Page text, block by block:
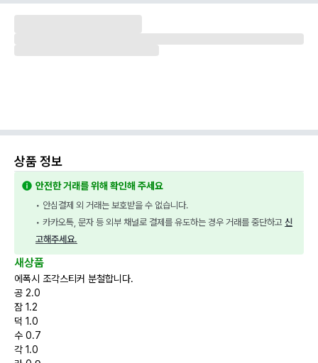
상품 정보
안전한 거래를 위해 확인해 주세요
• 안심결제 외 거래는 보호받을 수 없습니다.
• 카카오톡, 문자 등 외부 채널로 결제를 유도하는 경우 거래를 중단하고 신
고해주세요.
새상품
에폭시 조각스티커 분철합니다.
공 2.0
잠 1.2
덕 1.0
수 0.7
각 1.0